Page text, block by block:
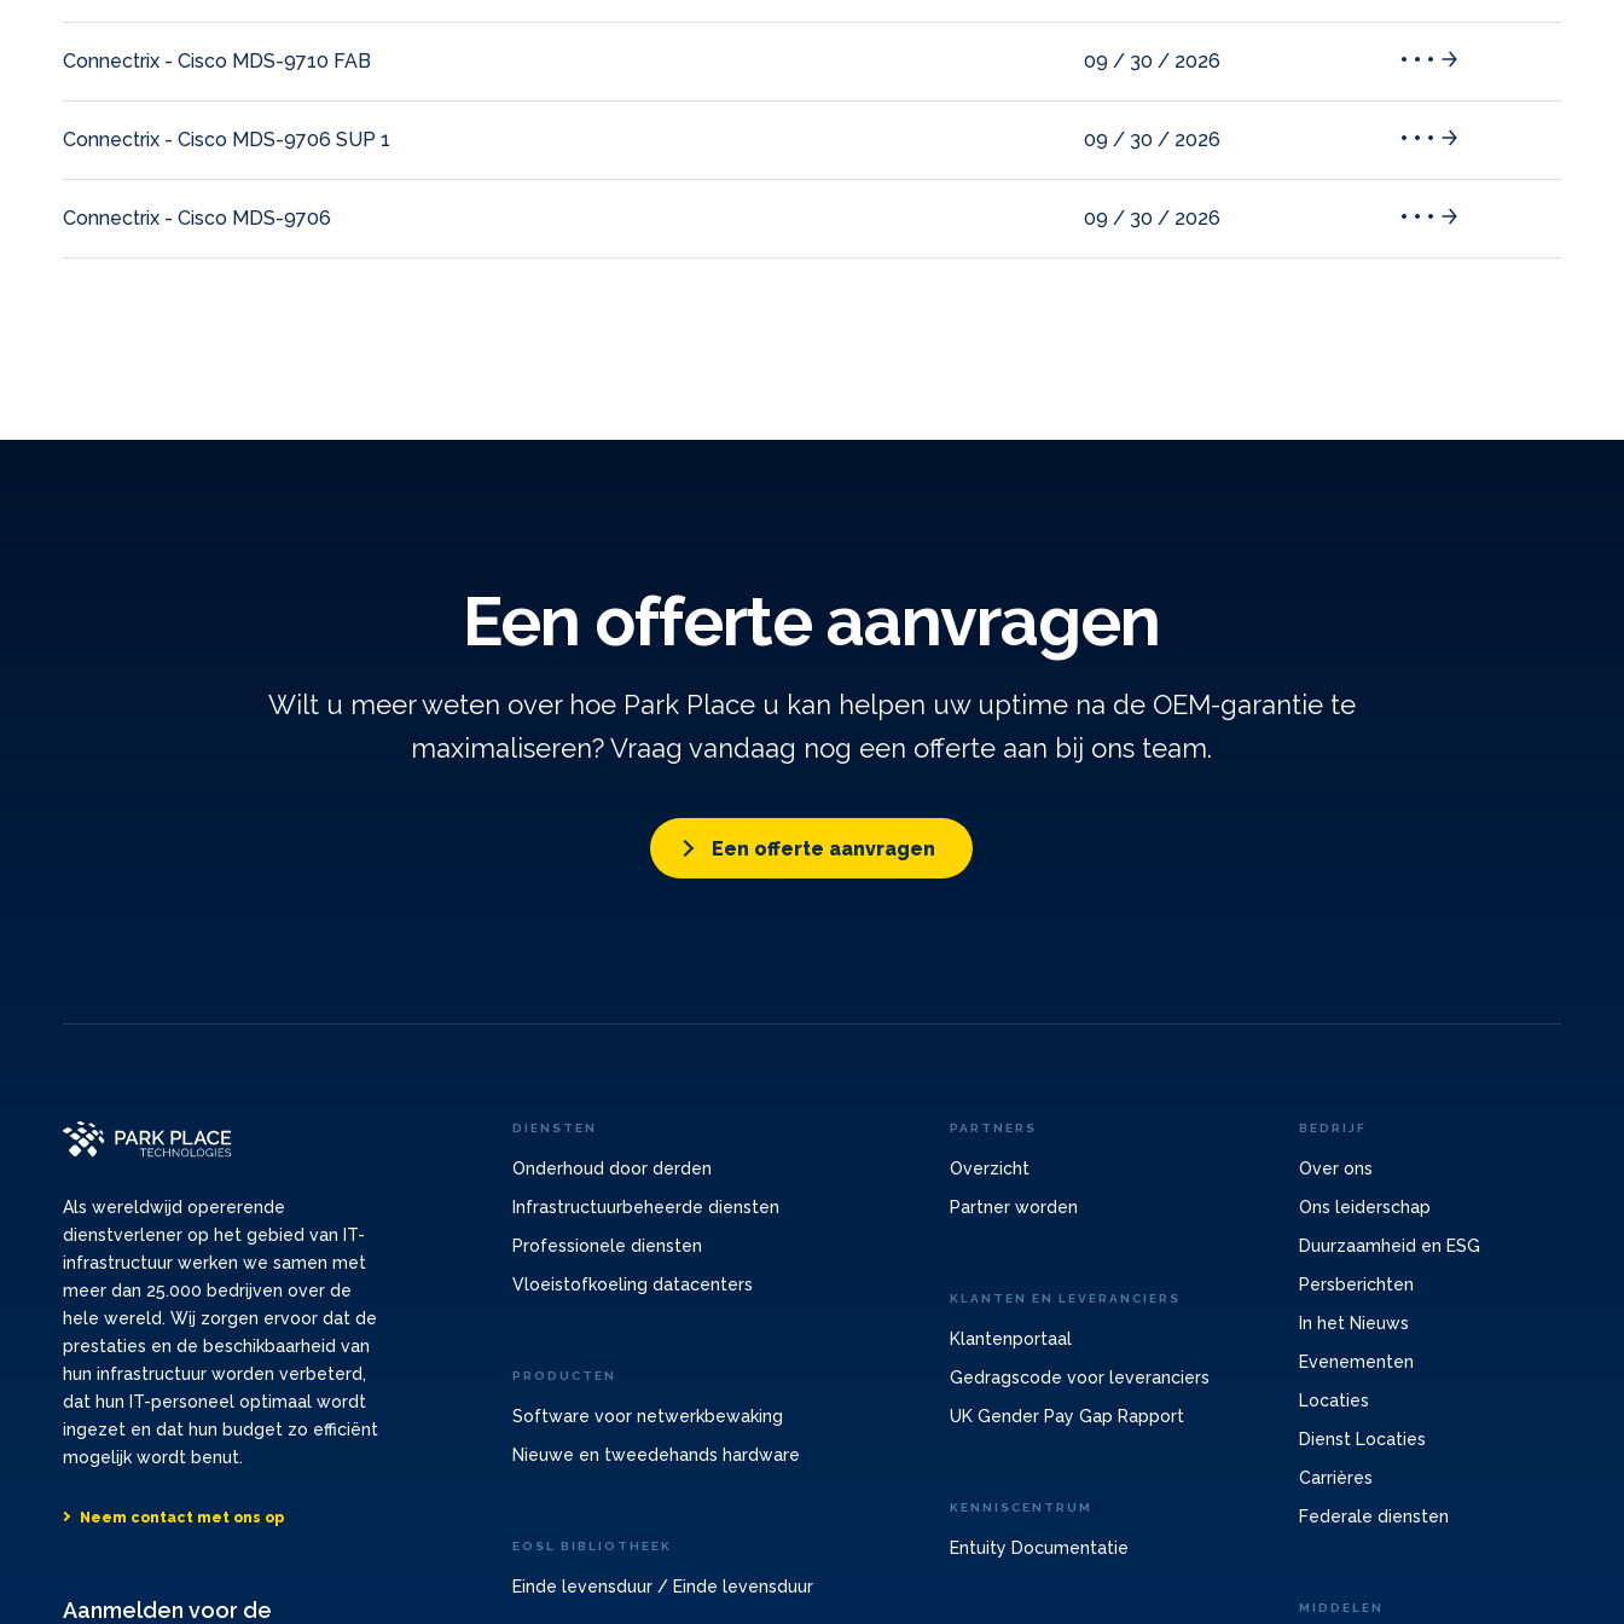
Connectrix - Cisco MDS-9710 FAB 09 / 30 / 2026
Connectrix - Cisco MDS-9706 SUP 1 09 / 30 / 2026
Connectrix - Cisco MDS-9706 09 / 30 / 2026
Een offerte aanvragen
Wilt u meer weten over hoe Park Place u kan helpen uw uptime na de OEM-garantie te
maximaliseren? Vraag vandaag nog een offerte aan bij ons team.
Een offerte aanvragen
Als wereldwijd opererende
dienstverlener op het gebied van IT-
infrastructuur werken we samen met
meer dan 25.000 bedrijven over de
hele wereld. Wij zorgen ervoor dat de
prestaties en de beschikbaarheid van
hun infrastructuur worden verbeterd,
dat hun IT-personeel optimaal wordt
ingezet en dat hun budget zo efficiënt
mogelijk wordt benut.
Neem contact met ons op
Aanmelden voor de
DIENSTEN
Onderhoud door derden
Infrastructuurbeheerde diensten
Professionele diensten
Vloeistofkoeling datacenters
PRODUCTEN
Software voor netwerkbewaking
Nieuwe en tweedehands hardware
EOSL BIBLIOTHEEK
Einde levensduur / Einde levensduur
PARTNERS
Overzicht
Partner worden
KLANTEN EN LEVERANCIERS
Klantenportaal
Gedragscode voor leveranciers
UK Gender Pay Gap Rapport
KENNISCENTRUM
Entuity Documentatie
BEDRIJF
Over ons
Ons leiderschap
Duurzaamheid en ESG
Persberichten
In het Nieuws
Evenementen
Locaties
Dienst Locaties
Carrières
Federale diensten
MIDDELEN